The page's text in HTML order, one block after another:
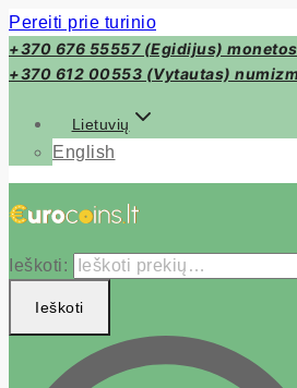
Pereiti prie turinio
+370 676 55557 (Egidijus) monetos
+370 612 00553 (Vytautas)
Lietuvių
English
Ieškoti:
Ieškoti